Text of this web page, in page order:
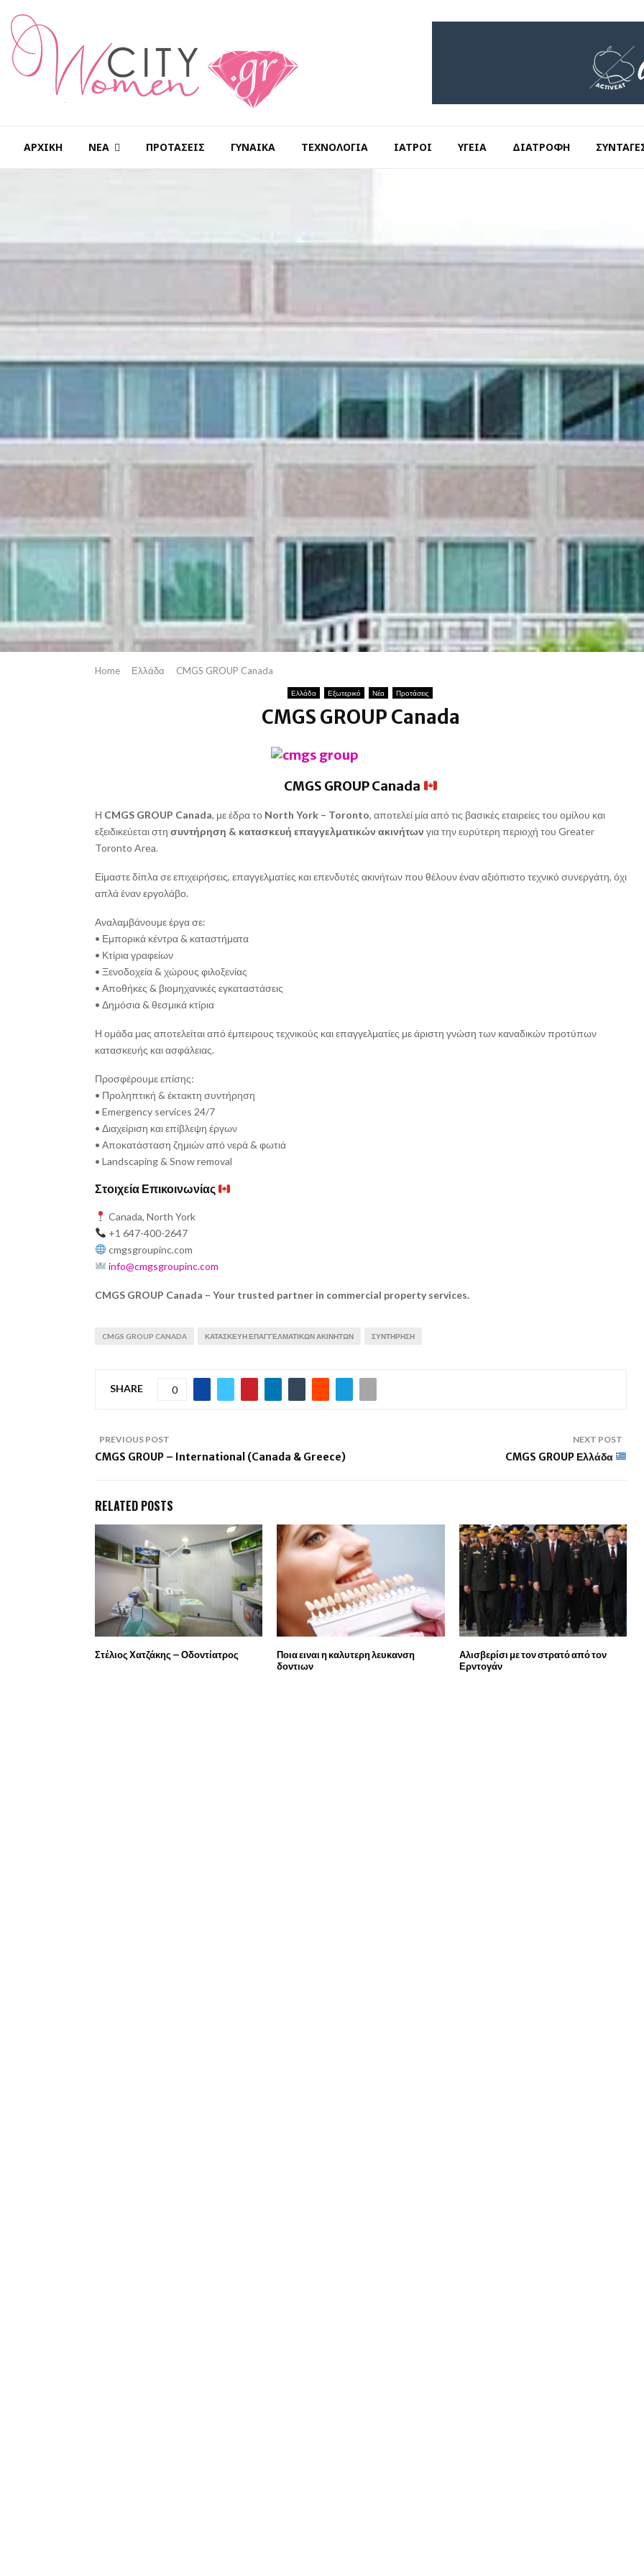
ΑΡΧΙΚΉ ΝΈΑ ΠΡΟΤΆΣΕΙΣ ΓΥΝΑΊΚΑ ΤΕΧΝΟΛΟΓΊΑ ΙΑΤΡΟΊ ΥΓΕΊΑ ΔΙΑΤΡΟΦΉ
Home Ελλάδα CMGS GROUP Canada
Ελλάδα Εξωτερικό Νέα Προτάσεις
CMGS GROUP Canada
CMGS GROUP Canada
Η CMGS GROUP Canada, με έδρα το North York – Toronto, αποτελεί μία από τις βασικές εταιρείες του ομίλου και
εξειδικεύεται στη συντήρηση & κατασκευή επαγγελματικών ακινήτων για την ευρύτερη περιοχή του Greater
Toronto Area.
Είμαστε δίπλα σε επιχειρήσεις, επαγγελματίες και επενδυτές ακινήτων που θέλουν έναν αξιόπιστο τεχνικό συνεργάτη, όχι
απλά έναν εργολάβο.
Αναλαμβάνουμε έργα σε:
• Εμπορικά κέντρα & καταστήματα
• Κτίρια γραφείων
• Ξενοδοχεία & χώρους φιλοξενίας
• Αποθήκες & βιομηχανικές εγκαταστάσεις
• Δημόσια & θεσμικά κτίρια
Η ομάδα μας αποτελείται από έμπειρους τεχνικούς και επαγγελματίες με άριστη γνώση των καναδικών προτύπων
κατασκευής και ασφάλειας.
Προσφέρουμε επίσης:
• Προληπτική & έκτακτη συντήρηση
• Emergency services 24/7
• Διαχείριση και επίβλεψη έργων
• Αποκατάσταση ζημιών από νερά & φωτιά
• Landscaping & Snow removal
Στοιχεία Επικοινωνίας
Canada, North York
+1 647-400-2647
cmgsgroupinc.com
info@cmgsgroupinc.com
CMGS GROUP Canada – Your trusted partner in commercial property services.
CMGS GROUP CANADA ΚΑΤΑΣΚΕΥΉ ΕΠΑΓΓΕΛΜΑΤΙΚΏΝ ΑΚΙΝΉΤΩΝ ΣΥΝΤΉΡΗΣΗ
SHARE 0
PREVIOUS POST
CMGS GROUP – International (Canada & Greece)
NEXT POST
CMGS GROUP Ελλάδα
RELATED POSTS
Στέλιος Χατζάκης – Οδοντίατρος
Ποια ειναι η καλυτερη λευκανση
δοντιων
Αλισβερίσι με τον στρατό από τον
Ερντογάν